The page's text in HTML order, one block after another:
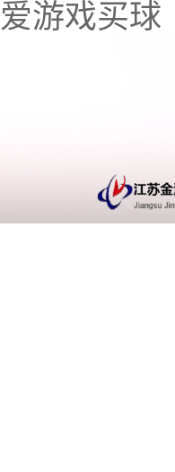
爱游戏买球